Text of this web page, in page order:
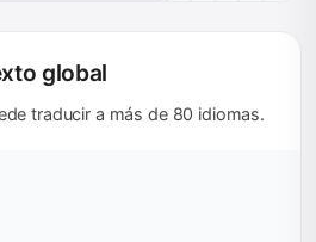
global
traducir a más de 80 idiomas.